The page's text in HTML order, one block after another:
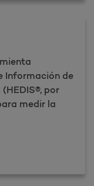
Información de
por
medir la